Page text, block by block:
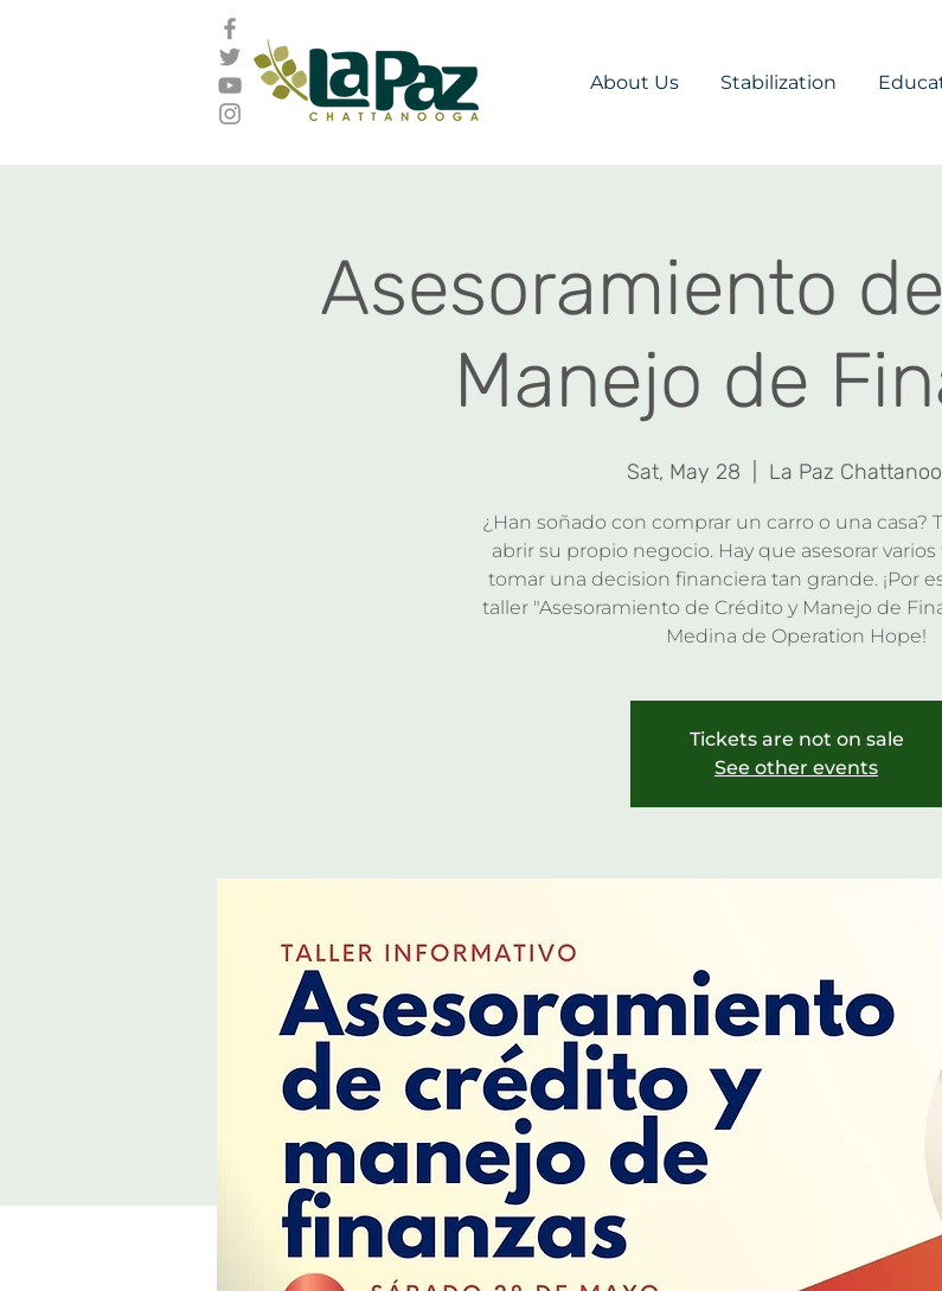
About Us Stabilization
Asesoramiento
Manejo de
Sat, May 28 La Paz
¿Han soñado con comprar un carro o una casa?
abrir su propio negocio. Hay que asesorar
tomar una decision financiera tan grande. ¡Por
taller "Asesoramiento de Crédito y Manejo de
Medina de Operation Hope!
Tickets are not on sale
See other events